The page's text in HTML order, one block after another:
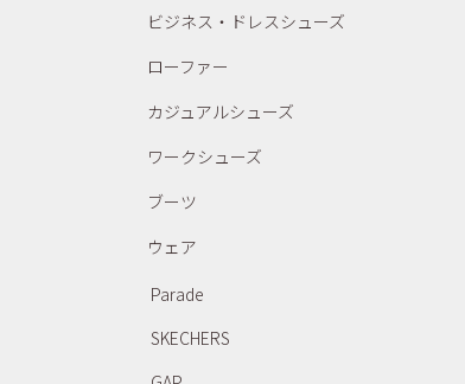
ビジネス・ドレスシューズ
ローファー
カジュアルシューズ
ワークシューズ
ブーツ
ウェア
Parade
SKECHERS